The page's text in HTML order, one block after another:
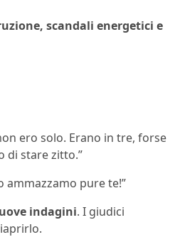
scandali energetici e
ero solo. Erano in tre, forse
di stare zitto.”
ammazzamo pure te!”
indagini. I giudici